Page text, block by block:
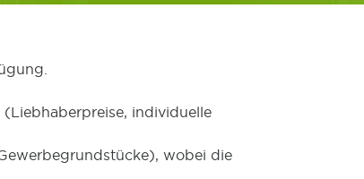
individuelle
wobei die